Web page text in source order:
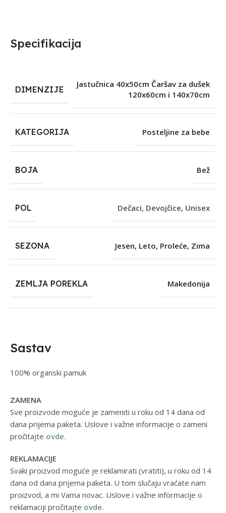
Specifikacija
DIMENZIJE
Jastučnica 40x50cm Čaršav za dušek
120x60cm i 140x70cm
KATEGORIJA Posteljine za bebe
BOJA Bež
POL Dečaci, Devojčice, Unisex
SEZONA Jesen, Leto, Proleće, Zima
ZEMLJA POREKLA Makedonija
Sastav
100% organski pamuk
ZAMENA
Sve proizvode moguće je zameniti u roku od 14 dana od
dana prijema paketa. Uslove i važne informacije o zameni
pročitajte ovde.
REKLAMACIJE
Svaki proizvod moguće je reklamirati (vratiti), u roku od 14
dana od dana prijema paketa. U tom slučaju vraćate nam
proizvod, a mi Vama novac. Uslove i važne informacije o
reklamaciji pročitajte ovde.